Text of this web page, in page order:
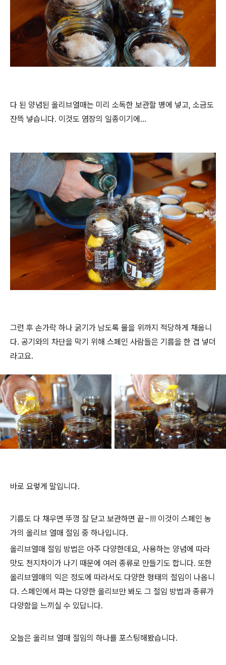
다 된 양념된 올리브열매는 미리 소독한 보관할 병에 넣고, 소금도
잔뜩 넣습니다. 이것도 염장의 일종이기에...
그런 후 손가락 하나 굵기가 남도록 물을 위까지 적당하게 채웁니
다. 공기와의 차단을 막기 위해 스페인 사람들은 기름을 한 겹 넣더
라고요.
바로 요렇게 말입니다.
기름도 다 채우면 뚜껑 잘 닫고 보관하면 끝~!!! 이것이 스페인 농
가의 올리브 열매 절임 중 하나입니다.
올리브열매 절임 방법은 아주 다양한데요, 사용하는 양념에 따라
맛도 천지차이가 나기 때문에 여러 종류로 만들기도 합니다. 또한
올리브열매의 익은 정도에 따라서도 다양한 형태의 절임이 나옵니
다. 스페인에서 파는 다양한 올리브만 봐도 그 절임 방법과 종류가
다양함을 느끼실 수 있답니다.
오늘은 올리브 열매 절임의 하나를 포스팅해봤습니다.